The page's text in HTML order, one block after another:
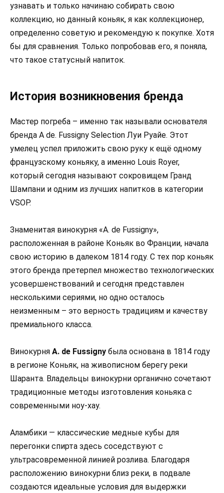
узнавать и только начинаю собирать свою
коллекцию, но данный коньяк, я как коллекционер,
определенно советую и рекомендую к покупке. Хотя
бы для сравнения. Только попробовав его, я поняла,
что такое статусный напиток.
История возникновения бренда
Мастер погреба – именно так называли основателя
бренда A de. Fussigny Selection Луи Руайе. Этот
умелец успел приложить свою руку к ещё одному
французскому коньяку, а именно Louis Royer,
который сегодня называют сокровищем Гранд
Шампани и одним из лучших напитков в категории
VSOP.
Знаменитая винокурня «A. de Fussigny»,
расположенная в районе Коньяк во Франции, начала
свою историю в далеком 1814 году. С тех пор коньяк
этого бренда претерпел множество технологических
усовершенствований и сегодня представлен
несколькими сериями, но одно осталось
неизменным – это верность традициям и качеству
премиального класса.
Винокурня A. de Fussigny была основана в 1814 году
в регионе Коньяк, на живописном берегу реки
Шаранта. Владельцы винокурни органично сочетают
традиционные методы изготовления коньяка с
современными ноу-хау.
Аламбики — классические медные кубы для
перегонки спирта здесь соседствуют с
ультрасовременной линией розлива. Благодаря
расположению винокурни близ реки, в подвале
создаются идеальные условия для выдержки